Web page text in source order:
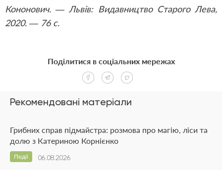
Кононович. — Львів: Видавництво Старого Лева,
2020. — 76 с.
Рекомендовані матеріали
Грибних справ підмайстра: розмова про магію, ліси та
долю з Катериною Корнієнко
06.08.2026
Події
Поділитися в соціальних мережах